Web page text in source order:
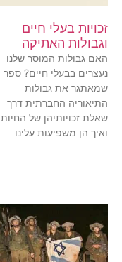
זכויות בעלי חיים
וגבולות האתיקה
האם גבולות המוסר שלנו
נעצרים בבעלי חיים? ספר
שמאתגר את גבולות
התיאוריה החברתית דרך
שאלת זכויותיהן של החיות
ואיך הן משפיעות עלינו